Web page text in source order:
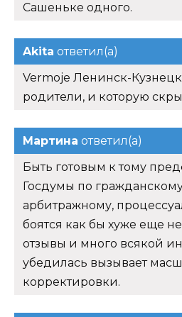
Сашеньке одного.
Akita ответил(а)
Vermoje Ленинск-
родители, и которую
Мартина ответил(а)
Быть готовым к тому
Госдумы по
арбитражному,
боятся как бы хуже еще
отзывы и много всякой
убедилась вызывает
корректировки.